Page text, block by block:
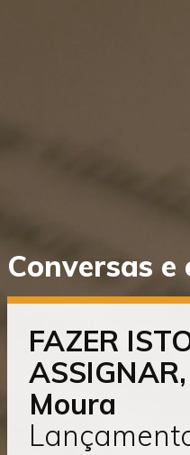
Saltar
diretamente
Conversas e
FAZER
Moura